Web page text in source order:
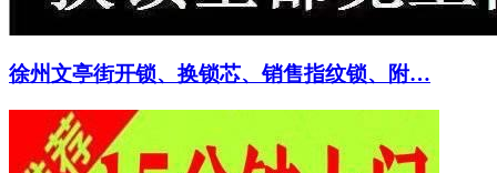
徐州文亭街开锁、换锁芯、销售指纹锁、附…